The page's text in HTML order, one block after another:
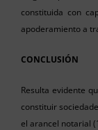
constituida con
apoderamiento a
CONCLUSIÓN
Resulta evidente
constituir
el arancel notarial